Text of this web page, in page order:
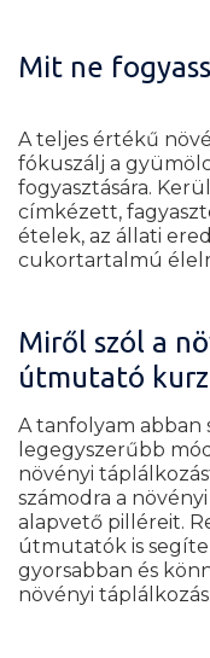
Mit ne
A teljes értékű
fókuszálj a
fogyasztására.
címkézett,
ételek, az állati
cukortartalmú
Miről szól a
útmutató
A tanfolyam abban
legegyszerűbb
növényi
számodra a
alapvető pilléreit.
útmutatók is
gyorsabban és
növényi